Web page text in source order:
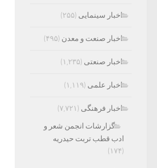
اخبار سینمایی (۲۵۵)
اخبار صنعت و معدن (۴۹۵)
اخبار صنعتی (۱,۲۳۵)
اخبار علمی (۱,۱۱۹)
اخبار فرهنگی (۷,۷۲۱)
گزارشات انجمن شعر و
ادب قطب تربت حیدریه
(۱۷۴)